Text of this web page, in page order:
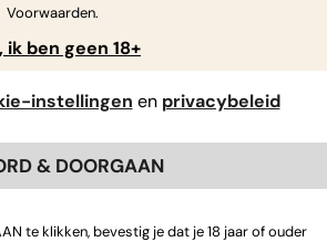
Voorwaarden.
ik ben geen 18+
instellingen en privacybeleid
& DOORGAAN
te klikken, bevestig je dat je 18 jaar of ouder